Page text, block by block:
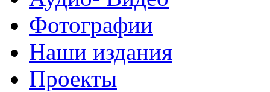
Фотографии
Наши издания
Проекты